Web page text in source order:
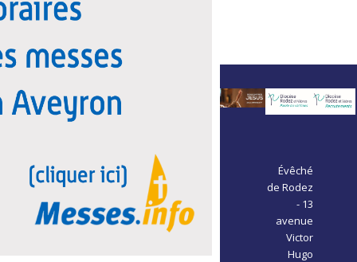
Évêché
de Rodez
- 13
avenue
Victor
Hugo